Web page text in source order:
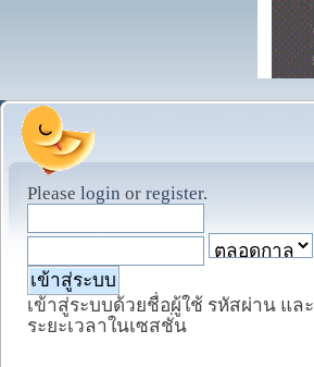
Please login or register.
เข้าสู่ระบบด้วยชื่อผู้ใช้ รหัสผ่าน และ
ระยะเวลาในเซสชั่น